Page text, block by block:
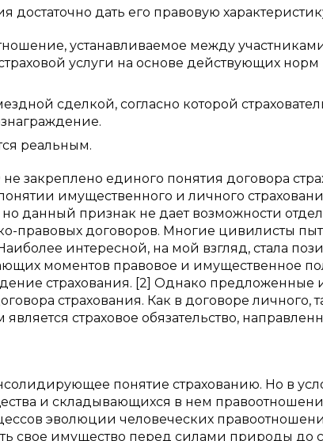
дать его правовую
устанавливаемое между
услуги на основе действующих норм
сделкой, согласно которой
реальным.
закреплено единого понятия договора
имущественного и личного
данный признак не дает возможности
правовых договоров. Многие цивилисты
интересной, на мой взгляд, стала
моментов правовое и имущественное
страхования. [2] Однако предложенные
страхования. Как в договоре личного,
страховое обязательство,
понятие страхованию. Но в
и складывающихся в нем
эволюции человеческих
свое имущество перед силами природы до